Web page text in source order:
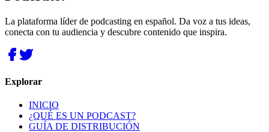
La plataforma líder de podcasting en español. Da voz a tus ideas,
conecta con tu audiencia y descubre contenido que inspira.
Explorar
INICIO
¿QUÉ ES UN PODCAST?
GUÍA DE DISTRIBUCIÓN